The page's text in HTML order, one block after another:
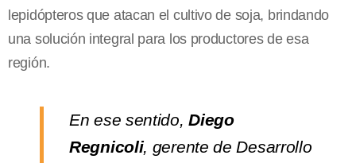
lepidópteros que atacan el cultivo de soja, brindando
una solución integral para los productores de esa
región.
En ese sentido,Diego
Regnicoli, gerente de Desarrollo